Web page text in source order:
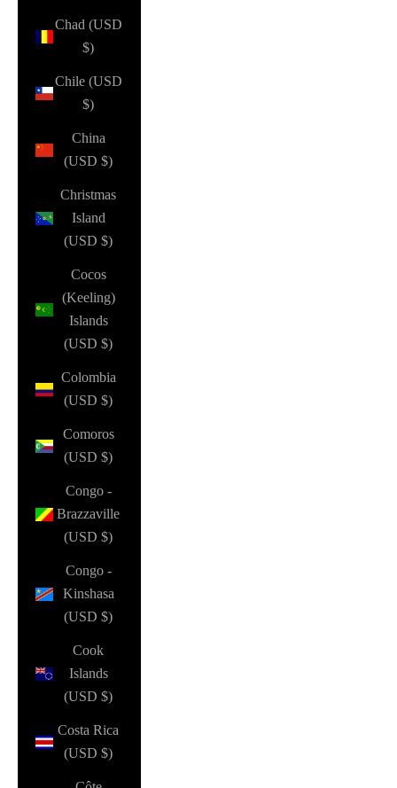
Chad (USD
$)
Chile (USD
$)
China
(USD $)
Christmas
Island
(USD $)
Cocos
(Keeling)
Islands
(USD $)
Colombia
(USD $)
Comoros
(USD $)
Congo -
Brazzaville
(USD $)
Congo -
Kinshasa
(USD $)
Cook
Islands
(USD $)
Costa Rica
(USD $)